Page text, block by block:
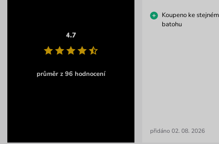
4.7
průměr z 96 hodnocení
Koupeno ke
batohu
přidáno 02. 08. 2026